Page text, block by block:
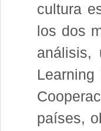
cultura
los dos
análisis,
países,